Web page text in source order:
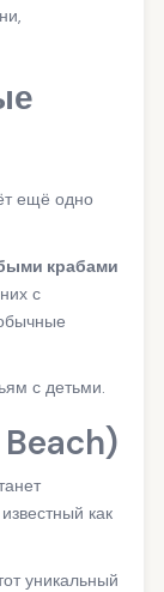
ещё одно
крабами
с
с детьми.
как
уникальный